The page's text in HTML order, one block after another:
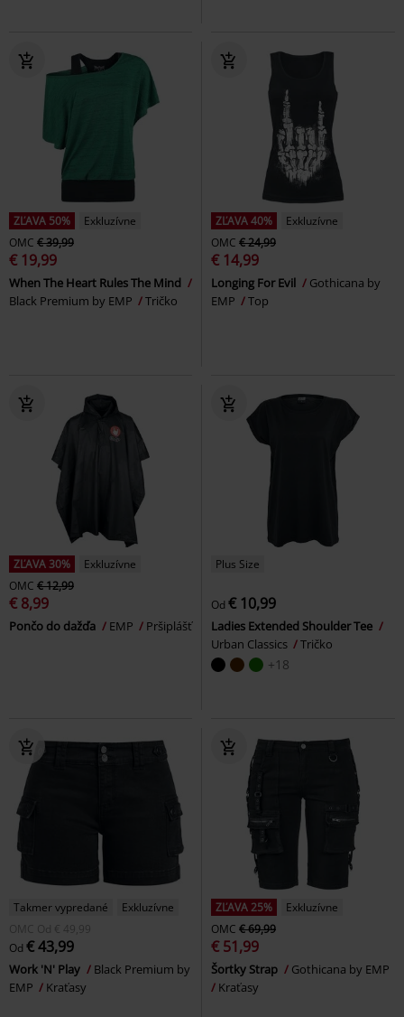
ZĽAVA 50%
Exkluzívne
OMC € 39,99
€ 19,99
When The Heart Rules The Mind
Black Premium by EMP
Tričko
ZĽAVA 40%
Exkluzívne
OMC € 24,99
€ 14,99
Longing For Evil
Gothicana by
EMP
Top
ZĽAVA 30%
Exkluzívne
OMC € 12,99
€ 8,99
Pončo do dažďa EMP Pršiplášť
Plus Size
Od € 10,99
Ladies Extended Shoulder Tee
Urban Classics
Tričko
+18
Takmer vypredané
Exkluzívne
OMC Od € 49,99
Od € 43,99
Work 'N' Play
Black Premium by
EMP
Kraťasy
ZĽAVA 25%
Exkluzívne
OMC € 69,99
€ 51,99
Šortky Strap
Gothicana by EMP
Kraťasy